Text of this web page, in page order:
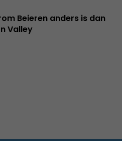
Beieren anders is dan
Valley